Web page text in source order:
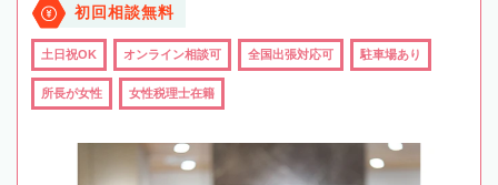
初回相談無料
土日祝OK オンライン相談可 全国出張対応可 駐車場あり
所長が女性 女性税理士在籍